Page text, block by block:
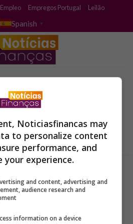
Empregos Portugal Leilão
Spanish ▼
you’re looking for.
Noticiasfinancas may
to personalize content
performance, and
your experience.
and content, advertising and
audience research and
information on a device